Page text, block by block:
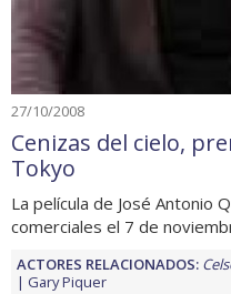
27/10/2008
Cenizas del cielo,
Tokyo
La película de José Antonio
comerciales el 7 de
ACTORES RELACIONADOS:
Gary Piquer